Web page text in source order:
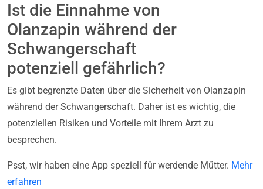
Ist die Einnahme von
Olanzapin während der
Schwangerschaft
potenziell gefährlich?
Es gibt begrenzte Daten über die Sicherheit von Olanzapin
während der Schwangerschaft. Daher ist es wichtig, die
potenziellen Risiken und Vorteile mit Ihrem Arzt zu
besprechen.
Psst, wir haben eine App speziell für werdende Mütter. Mehr
erfahren